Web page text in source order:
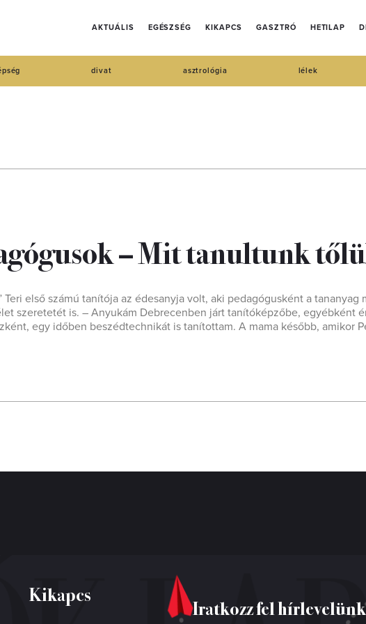
AKTUÁLIS EGÉSZSÉG KIKAPCS GASZTRÓ HETILAP
divat asztrológia lélek
– Mit tanultunk
Teri első számú tanítója az édesanyja volt, aki pedagógusként a
szeretetét is. – Anyukám Debrecenben járt tanítóképzőbe, egyébként
egy időben beszédtechnikát is tanítottam. A mama később, amikor
Kikapcs
Iratkozz fel